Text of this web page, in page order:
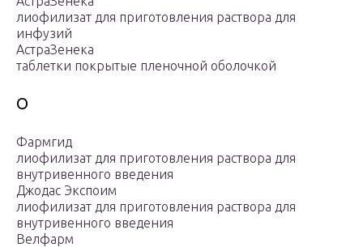
лиофилизат для приготовления раствора для
инфузий
АстраЗенека
таблетки покрытые пленочной оболочкой
О
Фармгид
лиофилизат для приготовления раствора для
внутривенного введения
Джодас Экспоим
лиофилизат для приготовления раствора для
внутривенного введения
Велфарм